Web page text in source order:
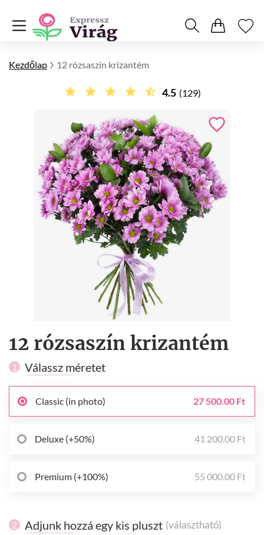
Kezdőlap 12 rózsaszín krizantém
4.5 (129)
12 rózsaszín krizantém
1 Válassz méretet
Classic (in photo) 27 500.00 Ft
Deluxe (+50%) 41 200.00 Ft
Premium (+100%) 55 000.00 Ft
2 Adjunk hozzá egy kis pluszt (választható)